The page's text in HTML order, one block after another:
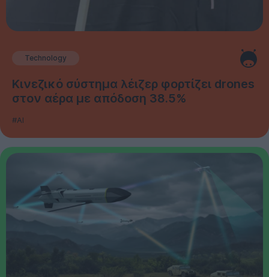
Technology
Κινεζικό σύστημα λέιζερ φορτίζει drones
στον αέρα με απόδοση 38.5%
#AI